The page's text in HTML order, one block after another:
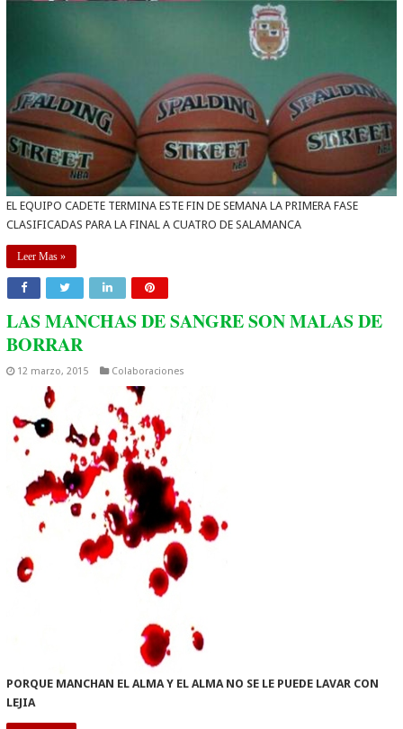
EL EQUIPO CADETE TERMINA ESTE FIN DE SEMANA LA PRIMERA FASE
CLASIFICADAS PARA LA FINAL A CUATRO DE SALAMANCA
Leer Mas »
LAS MANCHAS DE SANGRE SON MALAS DE
BORRAR
12 marzo, 2015 Colaboraciones
PORQUE MANCHAN EL ALMA Y EL ALMA NO SE LE PUEDE LAVAR CON
LEJIA